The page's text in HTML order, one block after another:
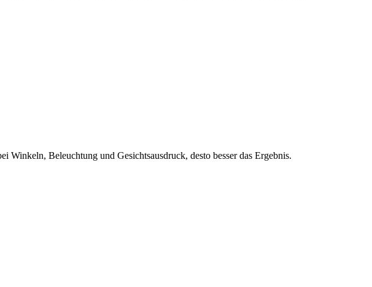
Winkeln, Beleuchtung und Gesichtsausdruck, desto besser das Ergebnis.